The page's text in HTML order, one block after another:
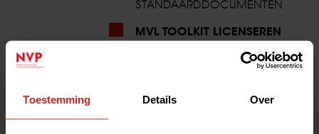
Toestemming Details Over
STANDAARDDOCUMENTEN
MVL TOOLKIT LICENSEREN
NVP GEDRAGSCODE